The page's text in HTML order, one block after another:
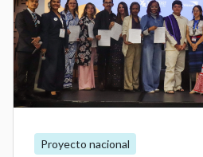
Proyecto nacional